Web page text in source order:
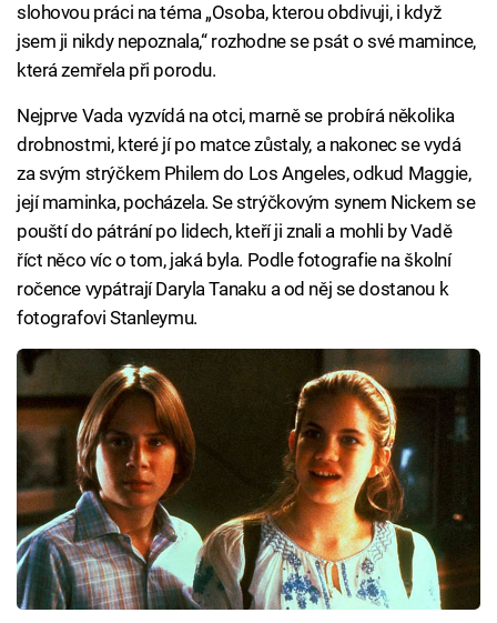
slohovou práci na téma „Osoba, kterou obdivuji, i když
jsem ji nikdy nepoznala,“ rozhodne se psát o své mamince,
která zemřela při porodu.
Nejprve Vada vyzvídá na otci, marně se probírá několika
drobnostmi, které jí po matce zůstaly, a nakonec se vydá
za svým strýčkem Philem do Los Angeles, odkud Maggie,
její maminka, pocházela. Se strýčkovým synem Nickem se
pouští do pátrání po lidech, kteří ji znali a mohli by Vadě
říct něco víc o tom, jaká byla. Podle fotografie na školní
ročence vypátrají Daryla Tanaku a od něj se dostanou k
fotografovi Stanleymu.